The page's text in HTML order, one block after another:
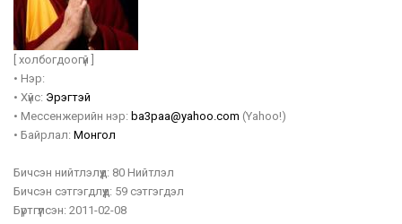
[ холбогдоогүй ]
• Нэр:
• Хүйс: Эрэгтэй
• Мессенжерийн нэр: ba3paa@yahoo.com (Yahoo!)
• Байрлал: Монгол
Бичсэн нийтлэлүүд: 80 Нийтлэл
Бичсэн сэтгэгдлүүд: 59 сэтгэгдэл
Бүртгүүлсэн: 2011-02-08